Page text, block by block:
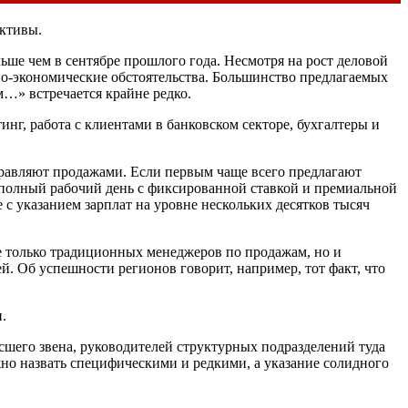
чем в сентябре прошлого года. Несмотря на рост деловой
обстоятельства. Большинство предлагаемых
встречается крайне редко.
работа с клиентами в банковском секторе, бухгалтеры и
продажами. Если первым чаще всего предлагают
рабочий день с фиксированной ставкой и премиальной
зарплат на уровне нескольких десятков тысяч
только традиционных менеджеров по продажам, но и
Об успешности регионов говорит, например, тот факт, что
звена, руководителей структурных подразделений туда
назвать специфическими и редкими, а указание солидного